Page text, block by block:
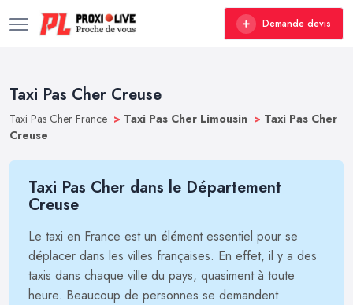
Demande devis
Taxi Pas Cher Creuse
Taxi Pas Cher France > Taxi Pas Cher Limousin > Taxi Pas Cher
Creuse
Taxi Pas Cher dans le Département
Creuse
Le taxi en France est un élément essentiel pour se
déplacer dans les villes françaises. En effet, il y a des
taxis dans chaque ville du pays, quasiment à toute
heure. Beaucoup de personnes se demandent